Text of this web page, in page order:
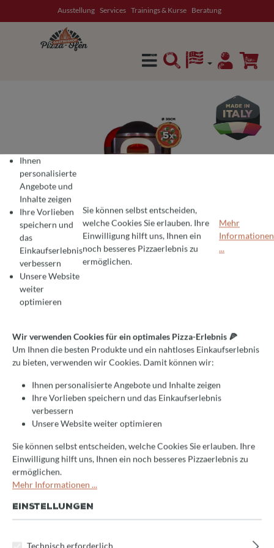
Ausstellung Services Trainings & Kurse Beratung
Valoriani Maximo, Elektro-
Pizzaofen
Elektro-Pizzaofen
RHS-System
Schamotteboden
110cm Durchmesser
Versandkostenfrei
Produkt Anzahl: Gib den gewünschten
Produktnummer:MAXIMO
COOKIE-VOREINSTELLUNGEN
Wir verwenden Cookies für ein optimales Pizza-Erlebnis 🍕
Um Ihnen die besten Produkte und ein nahtloses Einkaufserlebnis zu
Ihnen
personalisierte
Angebote und
Inhalte zeigen
Ihre Vorlieben
speichern und
das
Einkaufserlebnis
verbessern
Unsere Website
weiter
optimieren
Sie können selbst entscheiden,
welche Cookies Sie erlauben. Ihre
Einwilligung hilft uns, Ihnen ein
noch besseres Pizzaerlebnis zu
ermöglichen.
Mehr
Informationen
...
Wir verwenden Cookies für ein optimales Pizza-Erlebnis 🍕
Um Ihnen die besten Produkte und ein nahtloses Einkaufserlebnis
zu bieten, verwenden wir Cookies. Damit können wir:
Ihnen personalisierte Angebote und Inhalte zeigen
Ihre Vorlieben speichern und das Einkaufserlebnis
verbessern
Unsere Website weiter optimieren
Sie können selbst entscheiden, welche Cookies Sie erlauben. Ihre
Einwilligung hilft uns, Ihnen ein noch besseres Pizzaerlebnis zu
ermöglichen.
Mehr Informationen ...
EINSTELLUNGEN
Technisch erforderlich